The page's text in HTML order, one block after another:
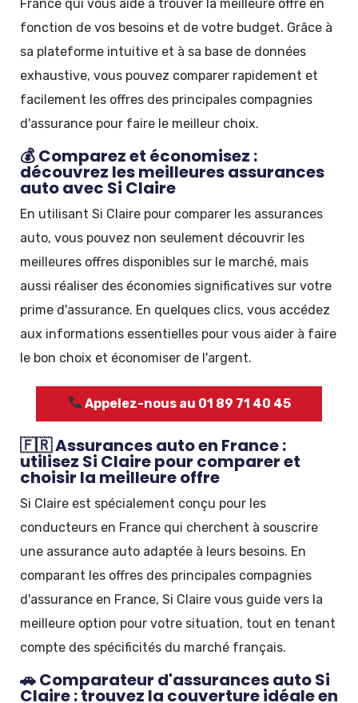
France qui vous aide à trouver la meilleure offre en
fonction de vos besoins et de votre budget. Grâce à
sa plateforme intuitive et à sa base de données
exhaustive, vous pouvez comparer rapidement et
facilement les offres des principales compagnies
d'assurance pour faire le meilleur choix.
💰 Comparez et économisez :
découvrez les meilleures assurances
auto avec Si Claire
En utilisant Si Claire pour comparer les assurances
auto, vous pouvez non seulement découvrir les
meilleures offres disponibles sur le marché, mais
aussi réaliser des économies significatives sur votre
prime d'assurance. En quelques clics, vous accédez
aux informations essentielles pour vous aider à faire
le bon choix et économiser de l'argent.
Appelez-nous au 01 89 71 40 45
🇫🇷 Assurances auto en France :
utilisez Si Claire pour comparer et
choisir la meilleure offre
Si Claire est spécialement conçu pour les
conducteurs en France qui cherchent à souscrire
une assurance auto adaptée à leurs besoins. En
comparant les offres des principales compagnies
d'assurance en France, Si Claire vous guide vers la
meilleure option pour votre situation, tout en tenant
compte des spécificités du marché français.
🚗 Comparateur d'assurances auto Si
Claire : trouvez la couverture idéale en